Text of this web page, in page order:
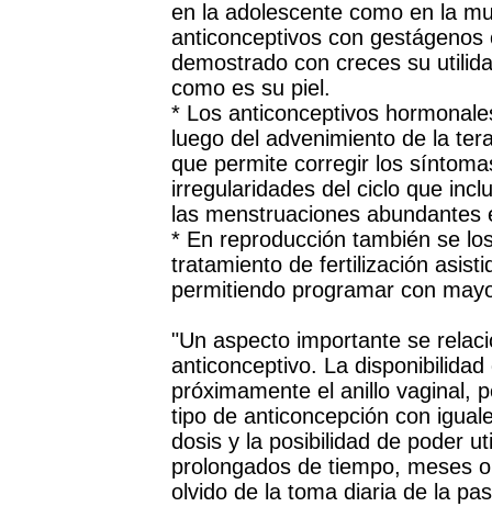
en la adolescente como en la
anticonceptivos con
demostrado con creces su
como es su piel.
* Los anticonceptivos
luego del advenimiento de la
que permite corregir los
irregularidades del ciclo que
las menstruaciones
* En reproducción también se
tratamiento de fertilización
permitiendo programar con
"Un aspecto importante se
anticonceptivo. La
próximamente el anillo vaginal,
tipo de anticoncepción con
dosis y la posibilidad de poder
prolongados de tiempo, meses
olvido de la toma diaria de la